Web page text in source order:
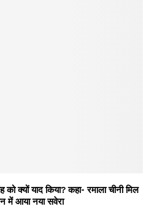
को क्यों याद किया? कहा- रमाला चीनी मिल
में आया नया सवेरा